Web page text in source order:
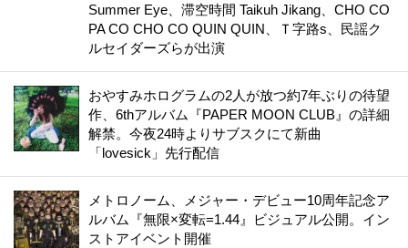
Summer Eye、滞空時間 Taikuh Jikang、CHO CO
PA CO CHO CO QUIN QUIN、Ｔ字路s、民謡ク
ルセイダーズらが出演
おやすみホログラムの2人が放つ約7年ぶりの待望
作、6thアルバム『PAPER MOON CLUB』の詳細
解禁。今夜24時よりサブスクにて新曲
「lovesick」先行配信
メトロノーム、メジャー・デビュー10周年記念ア
ルバム『無限×変転=1.44』ビジュアル公開。イン
ストアイベント開催